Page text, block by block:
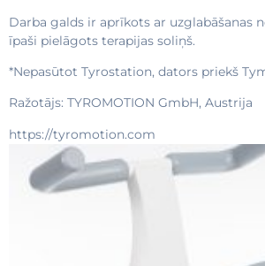
Darba galds ir aprīkots ar uzglabāšanas
īpaši pielāgots terapijas soliņš.
*Nepasūtot Tyrostation, dators priekš
Ražotājs: TYROMOTION GmbH, Austrija
https://tyromotion.com